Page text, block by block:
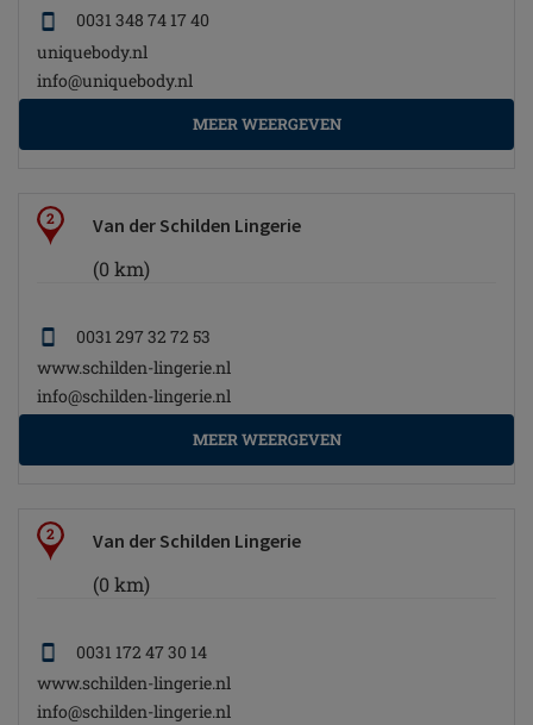
0031 348 74 17 40
uniquebody.nl
info@uniquebody.nl
MEER WEERGEVEN
2 Van der Schilden Lingerie
(0 km)
0031 297 32 72 53
www.schilden-lingerie.nl
info@schilden-lingerie.nl
MEER WEERGEVEN
2 Van der Schilden Lingerie
(0 km)
0031 172 47 30 14
www.schilden-lingerie.nl
info@schilden-lingerie.nl